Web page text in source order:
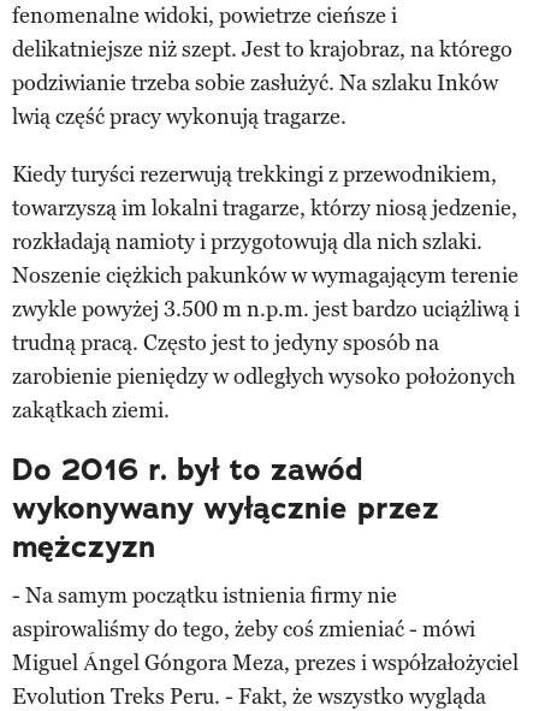
fenomenalne widoki, powietrze cieńsze i
delikatniejsze niż szept. Jest to krajobraz, na którego
podziwianie trzeba sobie zasłużyć. Na szlaku Inków
lwią część pracy wykonują tragarze.
Kiedy turyści rezerwują trekkingi z przewodnikiem,
towarzyszą im lokalni tragarze, którzy niosą jedzenie,
rozkładają namioty i przygotowują dla nich szlaki.
Noszenie ciężkich pakunków w wymagającym terenie
zwykle powyżej 3.500 m n.p.m. jest bardzo uciążliwą i
trudną pracą. Często jest to jedyny sposób na
zarobienie pieniędzy w odległych wysoko położonych
zakątkach ziemi.
Do 2016 r. był to zawód
wykonywany wyłącznie przez
mężczyzn
- Na samym początku istnienia firmy nie
aspirowaliśmy do tego, żeby coś zmieniać - mówi
Miguel Ángel Góngora Meza, prezes i współzałożyciel
Evolution Treks Peru. - Fakt, że wszystko wygląda